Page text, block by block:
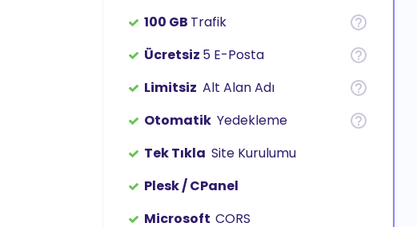
100 GB Trafik
Ücretsiz 5 E-Posta
Limitsiz Alt Alan Adı
Otomatik Yedekleme
Tek Tıkla Site Kurulumu
Plesk / CPanel
Microsoft CORS